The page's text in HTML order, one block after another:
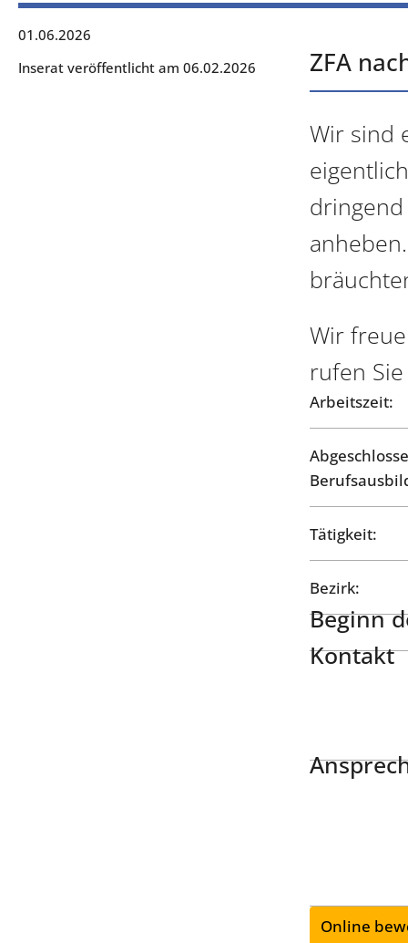
01.06.2026
Inserat veröffentlicht am 06.02.2026
ZFA
Wir sind
Wir
rufen
Arbeitszeit:
Tätigkeit:
Bezirk:
Beginn
Kontakt
Online